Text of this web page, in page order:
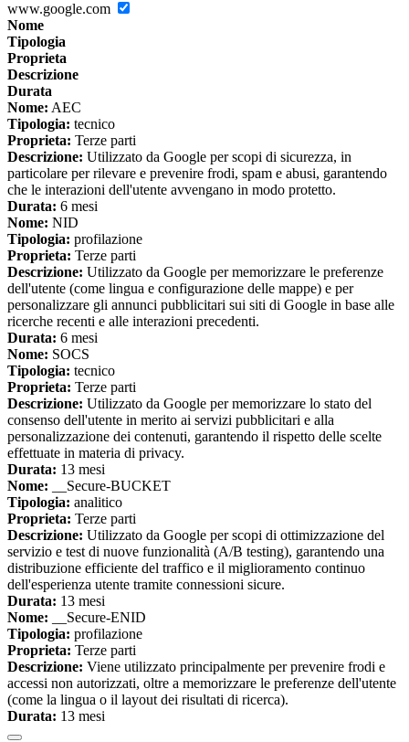
www.google.com
Nome
Tipologia
Proprieta
Descrizione
Durata
Nome: AEC
Tipologia: tecnico
Proprieta: Terze parti
Descrizione: Utilizzato da Google per scopi di sicurezza, in
particolare per rilevare e prevenire frodi, spam e abusi, garantendo
che le interazioni dell'utente avvengano in modo protetto.
Durata: 6 mesi
Nome: NID
Tipologia: profilazione
Proprieta: Terze parti
Descrizione: Utilizzato da Google per memorizzare le preferenze
dell'utente (come lingua e configurazione delle mappe) e per
personalizzare gli annunci pubblicitari sui siti di Google in base alle
ricerche recenti e alle interazioni precedenti.
Durata: 6 mesi
Nome: SOCS
Tipologia: tecnico
Proprieta: Terze parti
Descrizione: Utilizzato da Google per memorizzare lo stato del
consenso dell'utente in merito ai servizi pubblicitari e alla
personalizzazione dei contenuti, garantendo il rispetto delle scelte
effettuate in materia di privacy.
Durata: 13 mesi
Nome: __Secure-BUCKET
Tipologia: analitico
Proprieta: Terze parti
Descrizione: Utilizzato da Google per scopi di ottimizzazione del
servizio e test di nuove funzionalità (A/B testing), garantendo una
distribuzione efficiente del traffico e il miglioramento continuo
dell'esperienza utente tramite connessioni sicure.
Durata: 13 mesi
Nome: __Secure-ENID
Tipologia: profilazione
Proprieta: Terze parti
Descrizione: Viene utilizzato principalmente per prevenire frodi e
accessi non autorizzati, oltre a memorizzare le preferenze dell'utente
(come la lingua o il layout dei risultati di ricerca).
Durata: 13 mesi